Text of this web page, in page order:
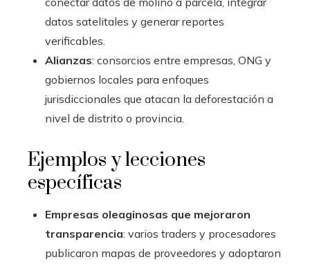
datos satelitales y generar reportes
verificables.
Alianzas: consorcios entre empresas, ONG y
gobiernos locales para enfoques
jurisdiccionales que atacan la deforestación a
nivel de distrito o provincia.
Ejemplos y lecciones
específicas
Empresas oleaginosas que mejoraron
transparencia: varios traders y procesadores
publicaron mapas de proveedores y adoptaron